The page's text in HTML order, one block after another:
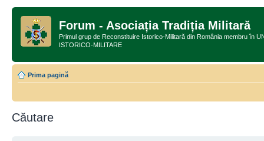
Forum - Asociația Tradiția Militară
Primul grup de Reconstituire Istorico-Militară din România membru în
ISTORICO-MILITARE
Prima pagină
Căutare